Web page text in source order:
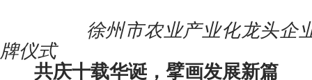
徐州市农业产业化龙头企业
牌仪式
共庆十载华诞，擘画发展新篇